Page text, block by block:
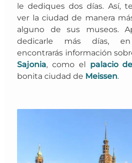
le dediques dos días. Así,
ver la ciudad de manera
alguno de sus museos.
dedicarle más días,
encontrarás información
Sajonia, como el palacio
bonita ciudad de Meissen.